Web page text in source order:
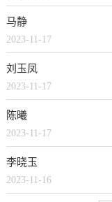
马静
2023-11-17
刘玉凤
2023-11-17
陈曦
2023-11-17
李晓玉
2023-11-16